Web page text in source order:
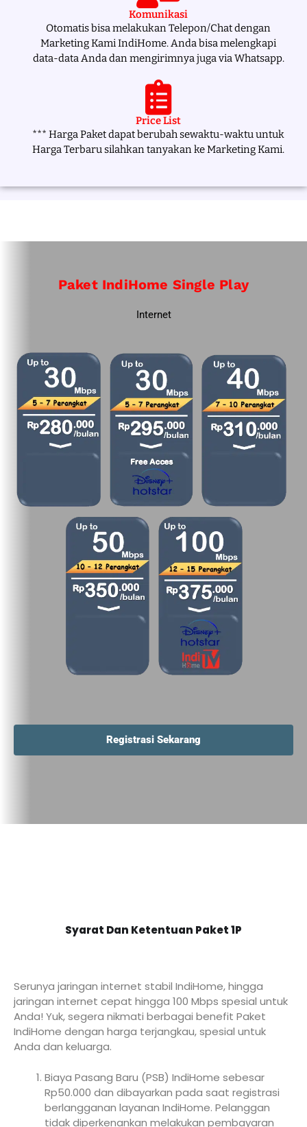
Komunikasi
Otomatis bisa melakukan Telepon/Chat dengan
Marketing Kami IndiHome. Anda bisa melengkapi
data-data Anda dan mengirimnya juga via Whatsapp.
Price List
*** Harga Paket dapat berubah sewaktu-waktu untuk
Harga Terbaru silahkan tanyakan ke Marketing Kami.
Paket IndiHome Single Play
Internet
Registrasi Sekarang
Syarat Dan Ketentuan Paket 1P
Serunya jaringan internet stabil IndiHome, hingga
jaringan internet cepat hingga 100 Mbps spesial untuk
Anda! Yuk, segera nikmati berbagai benefit Paket
IndiHome dengan harga terjangkau, spesial untuk
Anda dan keluarga.
Biaya Pasang Baru (PSB) IndiHome sebesar
Rp50.000 dan dibayarkan pada saat registrasi
berlangganan layanan IndiHome. Pelanggan
tidak diperkenankan melakukan pembayaran